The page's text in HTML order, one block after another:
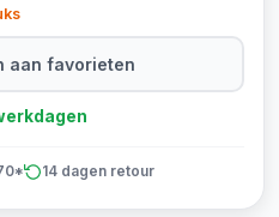
aan favorieten
14 dagen retour